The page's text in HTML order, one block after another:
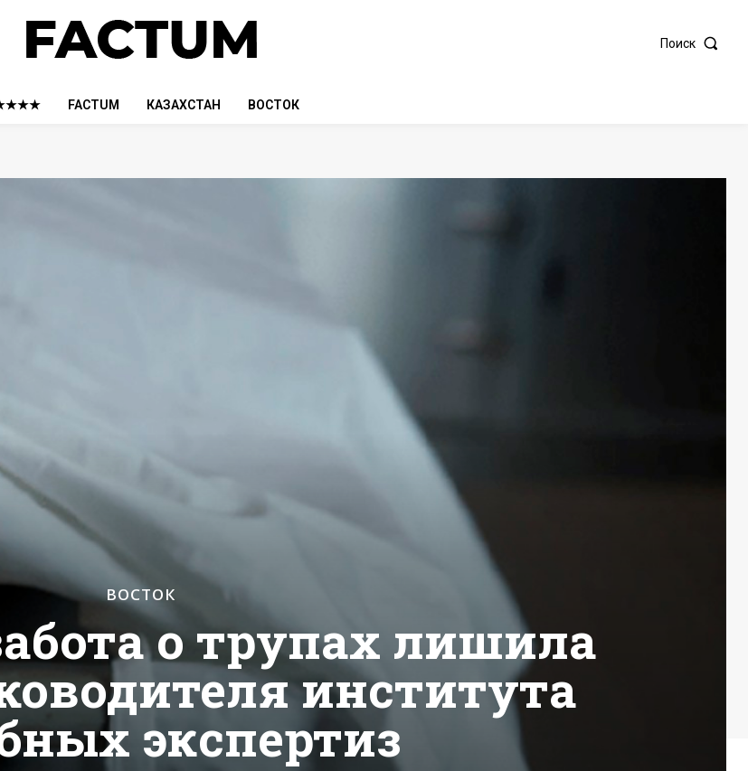
Поиск
FACTUM КАЗАХСТАН ВОСТОК
ВОСТОК
о трупах лишила
института
экспертиз